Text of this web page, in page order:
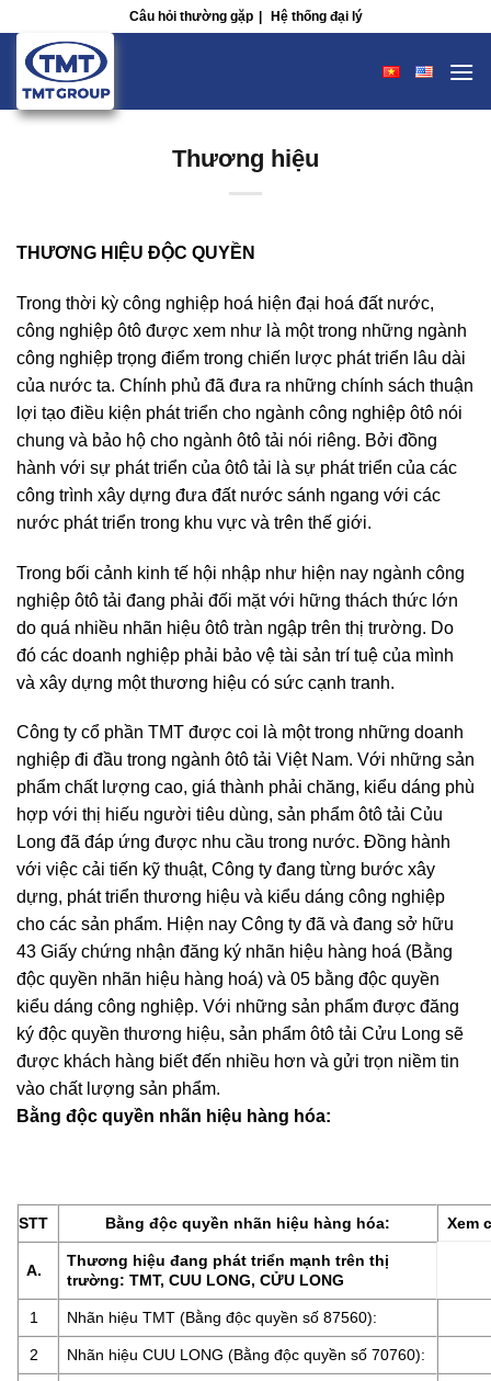
content
Câu hỏi thường gặp | Hệ thống đại lý
Thương hiệu
THƯƠNG HIỆU ĐỘC QUYỀN
Trong thời kỳ công nghiệp hoá hiện đại hoá đất nước,
công nghiệp ôtô được xem như là một trong những ngành
công nghiệp trọng điểm trong chiến lược phát triển lâu dài
của nước ta. Chính phủ đã đưa ra những chính sách thuận
lợi tạo điều kiện phát triển cho ngành công nghiệp ôtô nói
chung và bảo hộ cho ngành ôtô tải nói riêng. Bởi đồng
hành với sự phát triển của ôtô tải là sự phát triển của các
công trình xây dựng đưa đất nước sánh ngang với các
nước phát triển trong khu vực và trên thế giới.
Trong bối cảnh kinh tế hội nhập như hiện nay ngành công
nghiệp ôtô tải đang phải đối mặt với hững thách thức lớn
do quá nhiều nhãn hiệu ôtô tràn ngập trên thị trường. Do
đó các doanh nghiệp phải bảo vệ tài sản trí tuệ của mình
và xây dựng một thương hiệu có sức cạnh tranh.
Công ty cổ phần TMT được coi là một trong những doanh
nghiệp đi đầu trong ngành ôtô tải Việt Nam. Với những sản
phẩm chất lượng cao, giá thành phải chăng, kiểu dáng phù
hợp với thị hiếu người tiêu dùng, sản phẩm ôtô tải Củu
Long đã đáp ứng được nhu cầu trong nước. Đồng hành
với việc cải tiến kỹ thuật, Công ty đang từng bước xây
dựng, phát triển thương hiệu và kiểu dáng công nghiệp
cho các sản phẩm. Hiện nay Công ty đã và đang sở hữu
43 Giấy chứng nhận đăng ký nhãn hiệu hàng hoá (Bằng
độc quyền nhãn hiệu hàng hoá) và 05 bằng độc quyền
kiểu dáng công nghiệp. Với những sản phẩm được đăng
ký độc quyền thương hiệu, sản phẩm ôtô tải Cửu Long sẽ
được khách hàng biết đến nhiều hơn và gửi trọn niềm tin
vào chất lượng sản phẩm.
Bằng độc quyền nhãn hiệu hàng hóa:
STT Bằng độc quyền nhãn hiệu hàng hóa: Xem
A.
Thương hiệu đang phát triển mạnh trên thị
trường: TMT, CUU LONG, CỬU LONG
1 Nhãn hiệu TMT (Bằng độc quyền số 87560):
2 Nhãn hiệu CUU LONG (Bằng độc quyền số 70760):